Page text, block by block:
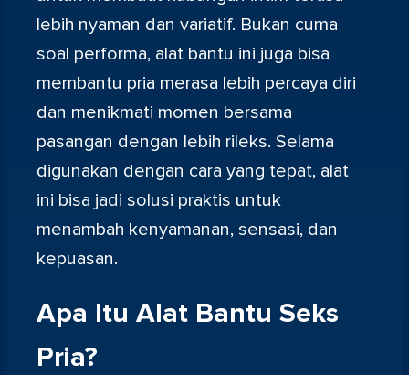
lebih nyaman dan variatif. Bukan cuma
soal performa, alat bantu ini juga bisa
membantu pria merasa lebih percaya diri
dan menikmati momen bersama
pasangan dengan lebih rileks. Selama
digunakan dengan cara yang tepat, alat
ini bisa jadi solusi praktis untuk
menambah kenyamanan, sensasi, dan
kepuasan.
Apa Itu Alat Bantu Seks
Pria?